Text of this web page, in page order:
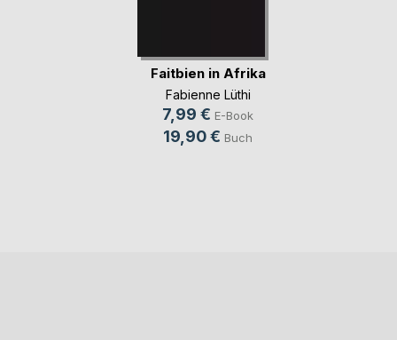
Faitbien in Afrika
Fabienne Lüthi
7,99 € E-Book
19,90 € Buch